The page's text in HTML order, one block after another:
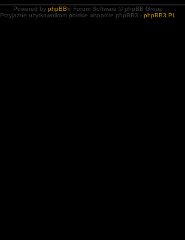
Powered by phpBB® Forum Software © phpBB Group
Przyjazne użytkownikom polskie wsparcie phpBB3 - phpBB3.PL